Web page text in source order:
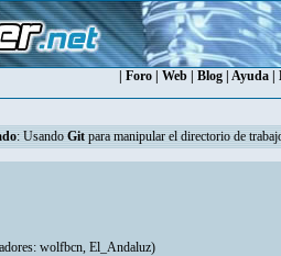
Foro Web Blog Ayuda
: Usando Git para manipular el directorio de
wolfbcn, El_Andaluz)